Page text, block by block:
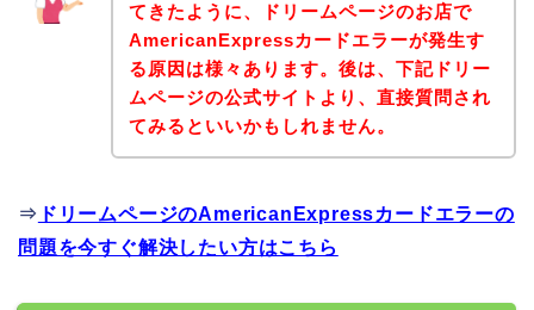
てきたように、ドリームページのお店で
AmericanExpressカードエラーが発生す
る原因は様々あります。後は、下記ドリー
ムページの公式サイトより、直接質問され
てみるといいかもしれません。
⇒ ドリームページのAmericanExpressカードエラーの
問題を今すぐ解決したい方はこちら